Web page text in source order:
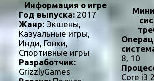
Информация о игре
Год выпуска: 2017
Жанр: Экшены,
Казуальные игры,
Инди, Гонки,
Спортивные игры
Разработчик:
GrizzlyGames
8, 10
Core i3